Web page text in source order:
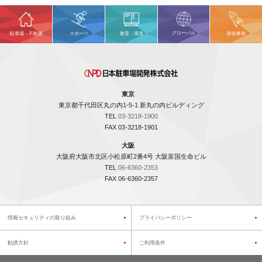
駐車場・不動産 スポーツ 教育・環境 グローバル 新規事業
東京
東京都千代田区丸の内1-5-1 新丸の内ビルディング
TEL 03-3218-1900
FAX 03-3218-1901
大阪
大阪府大阪市北区小松原町2番4号 大阪富国生命ビル
TEL 06-6360-2353
FAX 06-6360-2357
情報セキュリティの取り組み プライバシーポリシー
勧誘方針 ご利用条件